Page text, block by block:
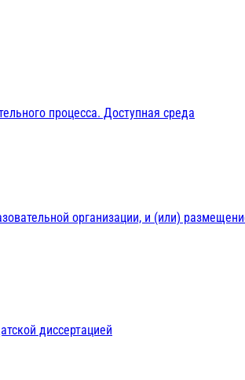
процесса. Доступная среда
организации, и (или)
диссертацией